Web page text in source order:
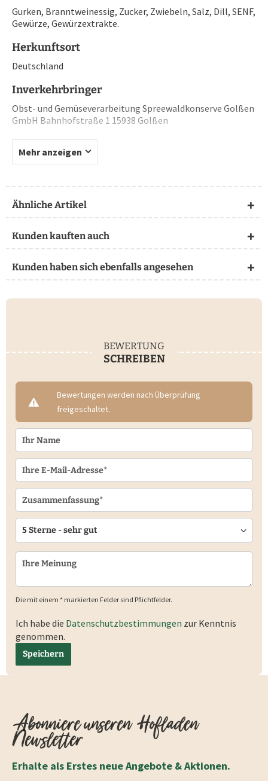
Gurken, Branntweinessig, Zucker, Zwiebeln, Salz, Dill, SENF,
Gewürze, Gewürzextrakte.
Herkunftsort
Deutschland
Inverkehrbringer
Obst- und Gemüseverarbeitung Spreewaldkonserve Golßen
GmbH Bahnhofstraße 1 15938 Golßen
Mehr anzeigen
Ähnliche Artikel
Kunden kauften auch
Kunden haben sich ebenfalls angesehen
BEWERTUNG
SCHREIBEN
Bewertungen werden nach Überprüfung
freigeschaltet.
Die mit einem * markierten Felder sind Pflichtfelder.
Ich habe die Datenschutzbestimmungen zur Kenntnis
genommen.
Speichern
Abonniere unseren Hofladen
Newsletter
Erhalte als Erstes neue Angebote & Aktionen.